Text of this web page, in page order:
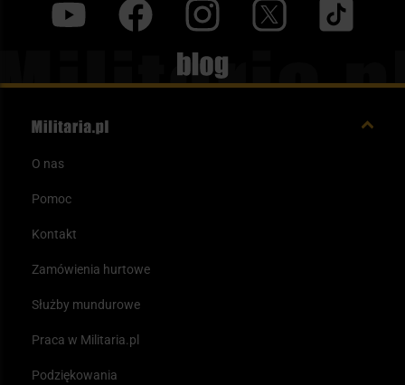
Blog
O nas
Pomoc
Kontakt
Zamówienia hurtowe
Służby mundurowe
Praca w Militaria.pl
Podziękowania